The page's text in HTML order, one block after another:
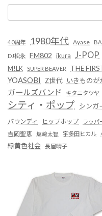
40周年 1980年代 Ayase
DJ松永 FM802 ikura J-POP
M!LK
SUPER BEAVER THE
YOASOBI Z世代 いきものが
ガールズバンド キタニタツヤ
シティ・ポップ シンガ
バウンディ ヒップホップ ラッパ
吉岡聖恵 塩﨑太智 宇多田ヒカル
緑黄色社会 長屋晴子